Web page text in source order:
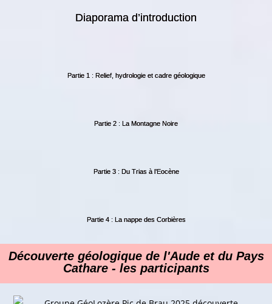
Diaporama d’introduction
Partie 1 : Relief, hydrologie et cadre géologique
Partie 2 : La Montagne Noire
Partie 3 : Du Trias à l’Eocène
Partie 4 : La nappe des Corbières
Découverte géologique de l'Aude et du Pays
Cathare - les participants